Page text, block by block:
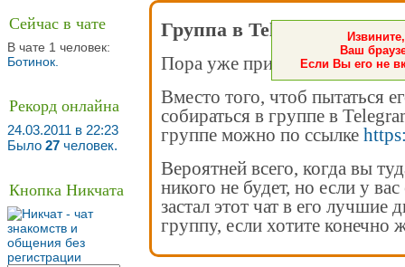
Сейчас в чате
В чате 1 человек:
Ботинок
Рекорд онлайна
24.03.2011 в 22:23
Было 27 человек.
Кнопка Никчата
Группа в Telegram
Пора уже признать - чат
Вместо того, чтоб пытаться
собираться в группе в
группе можно по ссылке
Вероятней всего, когда вы
никого не будет, но если у
застал этот чат в его лучшие
группу, если хотите конечно
Ваш
Если Вы его не